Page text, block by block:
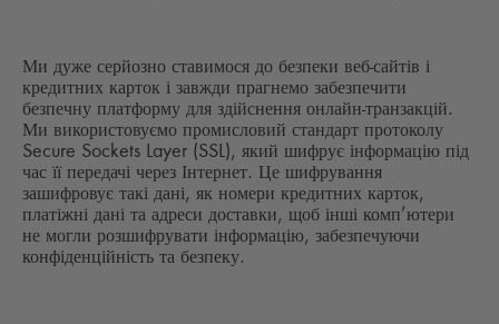
Ми дуже серйозно ставимося до безпеки веб-сайтів і
кредитних карток і завжди прагнемо забезпечити
безпечну платформу для здійснення онлайн-транзакцій.
Ми використовуємо промисловий стандарт протоколу
Secure Sockets Layer (SSL), який шифрує інформацію під
час її передачі через Інтернет. Це шифрування
зашифровує такі дані, як номери кредитних карток,
платіжні дані та адреси доставки, щоб інші комп’ютери
не могли розшифрувати інформацію, забезпечуючи
конфіденційність та безпеку.